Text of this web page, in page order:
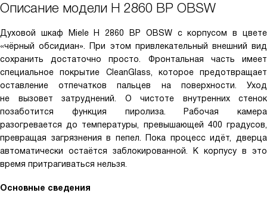
Описание модели H 2860 BP OBSW
Духовой шкаф Miele H 2860 BP OBSW с корпусом в цвете
«чёрный обсидиан». При этом привлекательный внешний вид
сохранить достаточно просто. Фронтальная часть имеет
специальное покрытие CleanGlass, которое предотвращает
оставление отпечатков пальцев на поверхности. Уход
не вызовет затруднений. О чистоте внутренних стенок
позаботится функция пиролиза. Рабочая камера
разогревается до температуры, превышающей 400 градусов,
превращая загрязнения в пепел. Пока процесс идёт, дверца
автоматически остаётся заблокированной. К корпусу в это
время притрагиваться нельзя.
Основные сведения